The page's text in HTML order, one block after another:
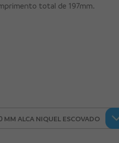
total de 197mm.